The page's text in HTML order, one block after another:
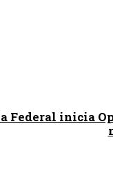
Federal inicia